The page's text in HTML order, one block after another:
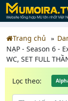
Trang chủ
NẠP - Season 6 -
WC, SET FULL
Lọc theo: